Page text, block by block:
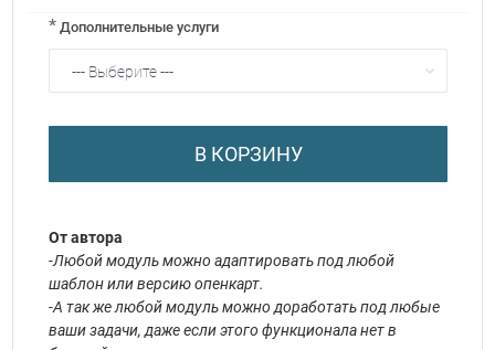
* Дополнительные услуги
В КОРЗИНУ
От автора
-Любой модуль можно адаптировать под любой
шаблон или версию опенкарт.
-А так же любой модуль можно доработать под любые
ваши задачи, даже если этого функционала нет в